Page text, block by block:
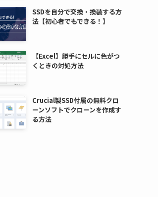
SSDを自分で交換・換装する方
法【初心者でもできる！】
【Excel】勝手にセルに色がつ
くときの対処方法
Crucial製SSD付属の無料クロ
ーンソフトでクローンを作成す
る方法